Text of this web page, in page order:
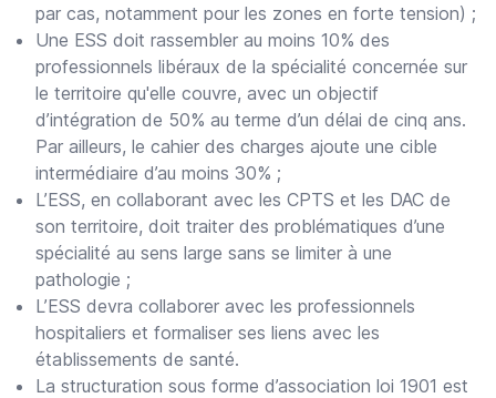
par cas, notamment pour les zones en forte tension) ;
Une ESS doit rassembler au moins 10% des
professionnels libéraux de la spécialité concernée sur
le territoire qu'elle couvre, avec un objectif
d’intégration de 50% au terme d’un délai de cinq ans.
Par ailleurs, le cahier des charges ajoute une cible
intermédiaire d’au moins 30% ;
L’ESS, en collaborant avec les CPTS et les DAC de
son territoire, doit traiter des problématiques d’une
spécialité au sens large sans se limiter à une
pathologie ;
L’ESS devra collaborer avec les professionnels
hospitaliers et formaliser ses liens avec les
établissements de santé.
La structuration sous forme d’association loi 1901 est